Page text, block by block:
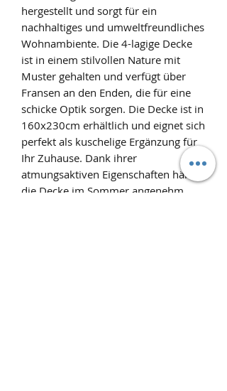
hergestellt und sorgt für ein
nachhaltiges und umweltfreundliches
Wohnambiente. Die 4-lagige Decke
ist in einem stilvollen Nature mit
Muster gehalten und verfügt über
Fransen an den Enden, die für eine
schicke Optik sorgen. Die Decke ist in
160x230cm erhältlich und eignet sich
perfekt als kuschelige Ergänzung für
Ihr Zuhause. Dank ihrer
atmungsaktiven Eigenschaften hält
die Decke im Sommer angenehm